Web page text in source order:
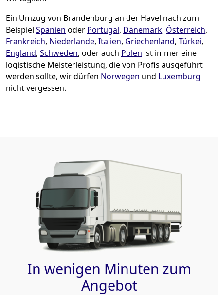
Ein Umzug von Brandenburg an der Havel nach zum
Beispiel Spanien oder Portugal, Dänemark, Österreich,
Frankreich, Niederlande, Italien, Griechenland, Türkei,
England, Schweden, oder auch Polen ist immer eine
logistische Meisterleistung, die von Profis ausgeführt
werden sollte, wir dürfen Norwegen und Luxemburg
nicht vergessen.
In wenigen Minuten zum
Angebot